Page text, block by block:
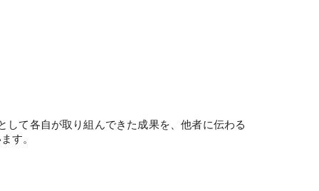
て各自が取り組んできた成果を、他者に伝わる
す。